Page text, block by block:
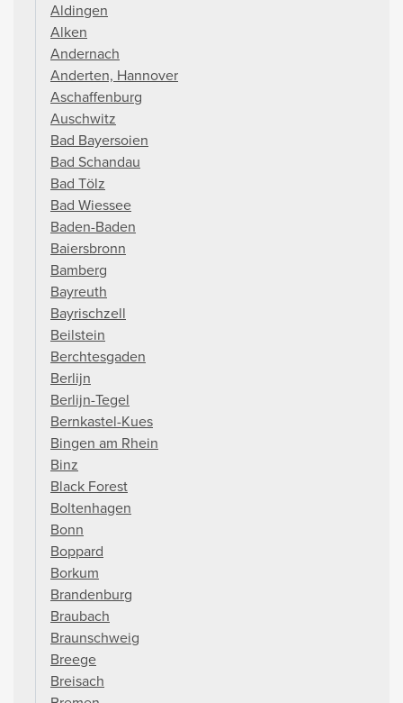
Aldingen
Alken
Andernach
Anderten, Hannover
Aschaffenburg
Auschwitz
Bad Bayersoien
Bad Schandau
Bad Tölz
Bad Wiessee
Baden-Baden
Baiersbronn
Bamberg
Bayreuth
Bayrischzell
Beilstein
Berchtesgaden
Berlijn
Berlijn-Tegel
Bernkastel-Kues
Bingen am Rhein
Binz
Black Forest
Boltenhagen
Bonn
Boppard
Borkum
Brandenburg
Braubach
Braunschweig
Breege
Breisach